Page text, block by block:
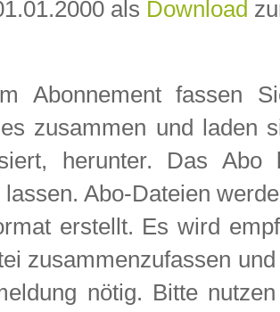
als Download
Abonnement fassen
zusammen und laden
herunter. Das
lassen. Abo-Dateien
erstellt. Es wird
zusammenzufassen
nötig. Bitte